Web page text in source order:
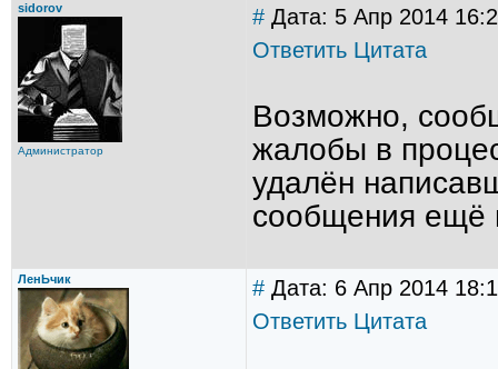
sidorov
Администратор
# Дата: 5 Апр 2014
Ответить Цитата
Возможно,
жалобы в
удалён
сообщения ещё
ЛенЬчик # Дата: 6 Апр 2014
Ответить Цитата